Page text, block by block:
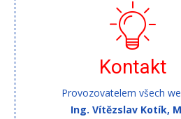
Kontakt
Provozovatelem všech
Ing. Vítězslav Kotík,